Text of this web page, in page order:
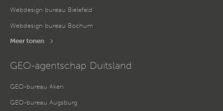
Webdesign bureau Bielefeld
Webdesign bureau Bochum
Meer tonen
GEO-agentschap Duitsland
GEO-bureau Aken
GEO-bureau Augsburg